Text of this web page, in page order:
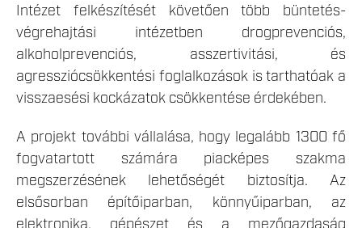
Intézet felkészítését követően több büntetés-
végrehajtási intézetben drogprevenciós,
alkoholprevenciós, asszertivitási, és
agressziócsökkentési foglalkozások is tarthatóak a
visszaesési kockázatok csökkentése érdekében.
A projekt további vállalása, hogy legalább 1300 fő
fogvatartott számára piacképes szakma
megszerzésének lehetőségét biztosítja. Az
elsősorban építőiparban, könnyűiparban, az